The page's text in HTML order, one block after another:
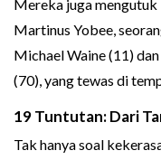
Mereka juga
Martinus Yobee,
Michael Waine (11)
(70), yang tewas di
19 Tuntutan: Dari
Tak hanya soal